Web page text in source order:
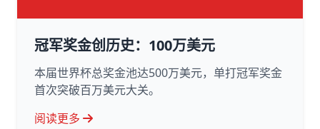
冠军奖金创历史：100万美元
本届世界杯总奖金池达500万美元，单打冠军奖金
首次突破百万美元大关。
阅读更多